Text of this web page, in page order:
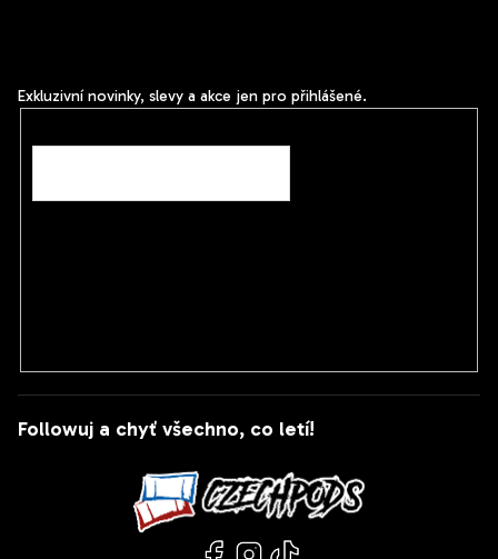
Followuj a chyť všechno, co letí!
Exkluzivní novinky, slevy a akce jen pro přihlášené.